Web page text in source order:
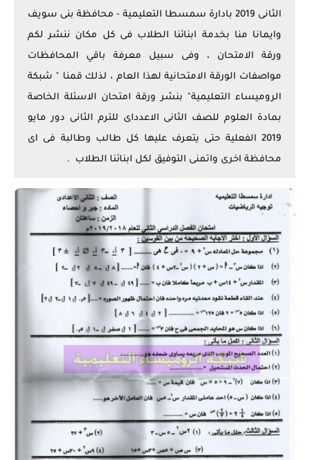
الثانى 2019 بادارة سمسطا التعليمية - محافظة بنى سويف
وايمانا منا بخدمة ابنائنا الطلاب فى كل مكان ننشر لكم
ورقة الامتحان ، وفى سبيل معرفة باقي المحافظات
مواصفات الورقة الامتحانية لهذا العام ، لذلك قمنا " شبكة
الروميساء التعليمية" بنشر ورقة امتحان الاسئلة الخاصة
بمادة العلوم للصف الثانى الاعدداى للترم الثانى دور مايو
2019 الفعلية حتى يتعرف عليها كل طالب وطالبة فى اى
محافظة اخرى واتمنى التوفيق لكل ابنائنا الطلاب .